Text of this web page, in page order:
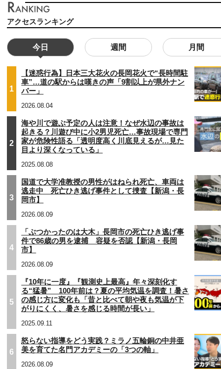
アクセスランキング
今日 週間 月間
1
【迷惑行為】日本三大花火の長岡花火で“長時間駐
車”…道の駅からは嘆きの声「9割以上が県外ナン
バー」
2026.08.04
2
海や川で遊ぶ予定の人は注意！なぜ水辺の事故は
起きる？川遊び中に小2男児死亡…事故現場で専門
家が危険性語る「透明度高く川底見えるが…見た
目より深くなっている」
2025.08.08
3
国道で大学准教授の男性がはねられ死亡、車両は
逃走中 死亡ひき逃げ事件として捜査【新潟・長
岡市】
2026.08.09
4
「ぶつかったのは大木」長岡市の死亡ひき逃げ事
件で86歳の男を逮捕 容疑を否認【新潟・長岡
市】
2026.08.09
5
『10年に一度』『観測史上最高』年々深刻化す
る“猛暑” 100年前は？夏の平均気温を調査！暑さ
の感じ方に変化も「昔と比べて朝や夜も気温が下
がりにくく、暑さを感じる時間が長い」
2025.09.11
6
怒らない指導をどう実践？ミラノ五輪銅の中井亜
美を育てた名門アカデミーの「3つの軸」
2026.08.09